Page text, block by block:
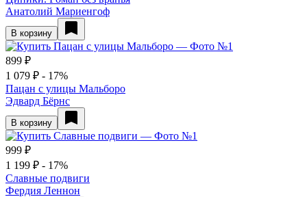
Анатолий Мариенгоф
В корзину
899 ₽
1 079 ₽ - 17%
Пацан с улицы Мальборо
Эдвард Бёрнс
В корзину
999 ₽
1 199 ₽ - 17%
Славные подвиги
Фердия Леннон